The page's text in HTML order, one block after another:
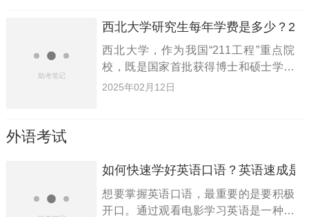
年专科生能够报考哪些河北院校
西北大学研究生每年学费是多少？
西北大学，作为我国“211工程”重点院
校，既是国家首批获得博士和硕士学位
授予权的高等学府，也是众多考研学子
2025年02月12日
外语考试
如何快速学好英语口语？英语速成是
想要掌握英语口语，最重要的是要积极
开口。通过观看电影学习英语是一种非